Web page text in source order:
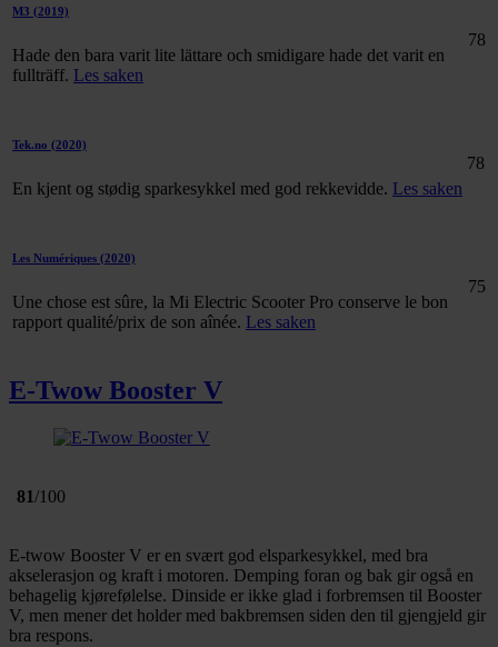
M3 (2019)
Hade den bara varit lite lättare och smidigare hade det varit en
fullträff. Les saken
78
Tek.no (2020)
En kjent og stødig sparkesykkel med god rekkevidde. Les saken
78
Les Numériques (2020)
Une chose est sûre, la Mi Electric Scooter Pro conserve le bon
rapport qualité/prix de son aînée. Les saken
75
E-Twow Booster V
81/100
E-twow Booster V er en svært god elsparkesykkel, med bra
akselerasjon og kraft i motoren. Demping foran og bak gir også en
behagelig kjørefølelse. Dinside er ikke glad i forbremsen til Booster
V, men mener det holder med bakbremsen siden den til gjengjeld gir
bra respons.